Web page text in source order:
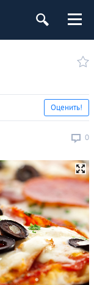
0
Оценить!